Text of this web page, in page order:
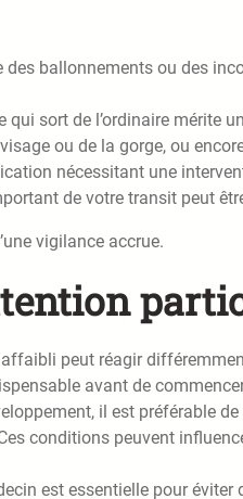
des ballonnements ou des
qui sort de l’ordinaire mérite
ou de la gorge, ou
nécessitant une
de votre transit peut
vigilance accrue.
peut réagir
avant de
il est préférable
conditions peuvent
est essentielle pour